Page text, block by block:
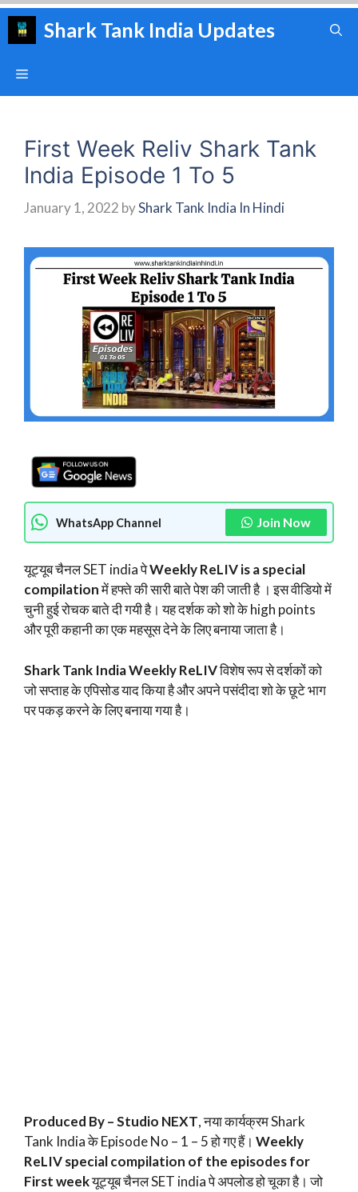
Skip
Shark Tank India Updates
Menu
First Week Reliv Shark Tank
India Episode 1 To 5
January 1, 2022 byShark Tank India In Hindi
WhatsApp Channel Join Now
यूट्यूब चैनल SET india पेWeekly ReLIV is a special
compilationमें हफ्ते की सारी बाते पेश की जाती है । इस वीडियो में
चुनी हुई रोचक बाते दी गयी है। यह दर्शक को शो के high points
और पूरी कहानी का एक महसूस देने के लिए बनाया जाता है।
Shark Tank India Weekly ReLIVविशेष रूप से दर्शकों को
जो सप्ताह के एपिसोड याद किया है और अपने पसंदीदा शो के छूटे भाग
पर पकड़ करने के लिए बनाया गया है।
Produced By – Studio NEXT, नया कार्यक्रम Shark
Tank India के Episode No – 1 – 5 हो गए हैं। Weekly
ReLIV special compilation of the episodes for
First weekयूट्यूब चैनल SET india पे अपलोड हो चूका है। जो